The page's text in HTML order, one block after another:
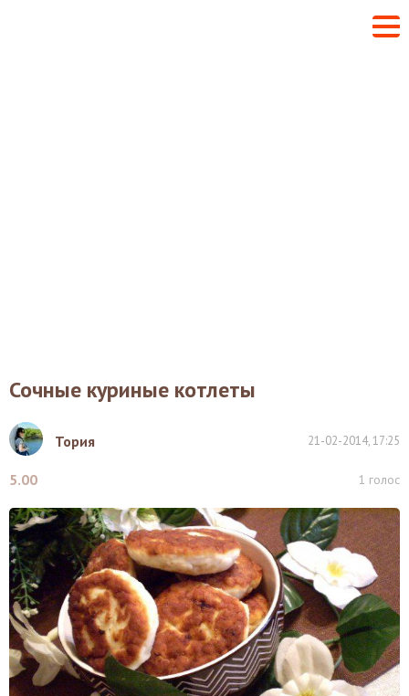
Сочные куриные котлеты
Тория 21-02-2014, 17:25
5.00 1 голос